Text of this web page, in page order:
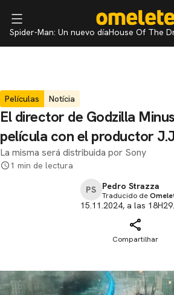
Spider-Man: Un nuevo díaHouse Of The
Películas Notícia
El director de Godzilla
película con el productor
La misma será distribuida por Sony
1 min de lectura
PS Pedro Strazza
Traducido de
15.11.2024, a las 18H29.
Compartilhar